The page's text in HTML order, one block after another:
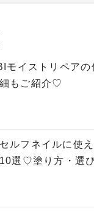
モイストリペア
もご紹介♡
ルフネイルに使
選♡塗り方・選